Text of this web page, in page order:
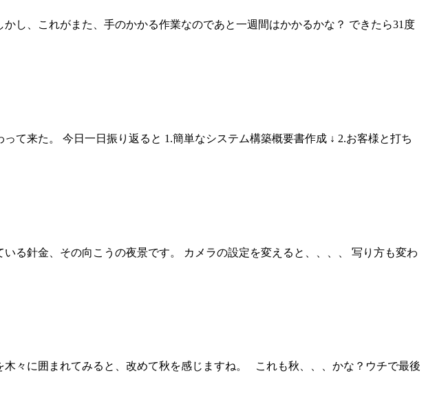
し、これがまた、手のかかる作業なのであと一週間はかかるかな？ できたら31度
て来た。 今日一日振り返ると 1.簡単なシステム構築概要書作成 ↓ 2.お客様と打ち
る針金、その向こうの夜景です。 カメラの設定を変えると、、、、 写り方も変わ
々に囲まれてみると、改めて秋を感じますね。 これも秋、、、かな？ウチで最後